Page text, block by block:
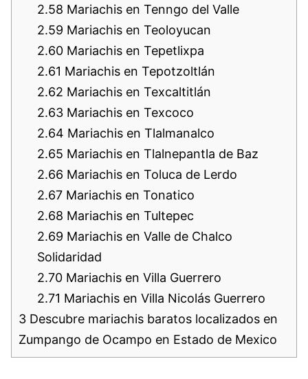
2.58 Mariachis en Tenngo del Valle
2.59 Mariachis en Teoloyucan
2.60 Mariachis en Tepetlixpa
2.61 Mariachis en Tepotzoltlán
2.62 Mariachis en Texcaltitlán
2.63 Mariachis en Texcoco
2.64 Mariachis en Tlalmanalco
2.65 Mariachis en Tlalnepantla de Baz
2.66 Mariachis en Toluca de Lerdo
2.67 Mariachis en Tonatico
2.68 Mariachis en Tultepec
2.69 Mariachis en Valle de Chalco
Solidaridad
2.70 Mariachis en Villa Guerrero
2.71 Mariachis en Villa Nicolás Guerrero
3 Descubre mariachis baratos localizados en
Zumpango de Ocampo en Estado de Mexico